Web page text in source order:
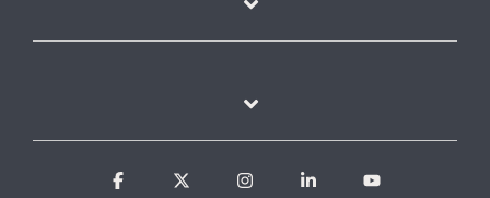
Facebook InstagramLinkedin